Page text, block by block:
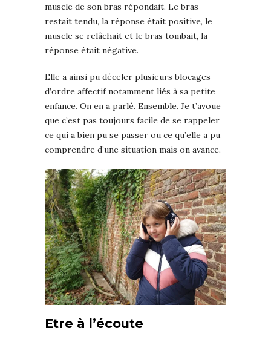
muscle de son bras répondait. Le bras
restait tendu, la réponse était positive, le
muscle se relâchait et le bras tombait, la
réponse était négative.
Elle a ainsi pu déceler plusieurs blocages
d’ordre affectif notamment liés à sa petite
enfance. On en a parlé. Ensemble. Je t’avoue
que c’est pas toujours facile de se rappeler
ce qui a bien pu se passer ou ce qu’elle a pu
comprendre d’une situation mais on avance.
Etre à l’écoute